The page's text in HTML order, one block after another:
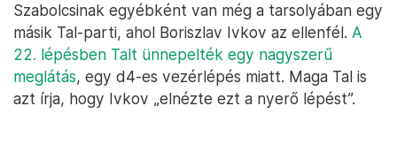
Szabolcsinak egyébként van még a tarsolyában egy
másik Tal-parti, ahol Boriszlav Ivkov az ellenfél. A
22. lépésben Talt ünnepelték egy nagyszerű
meglátás, egy d4-es vezérlépés miatt. Maga Tal is
azt írja, hogy Ivkov „elnézte ezt a nyerő lépést”.